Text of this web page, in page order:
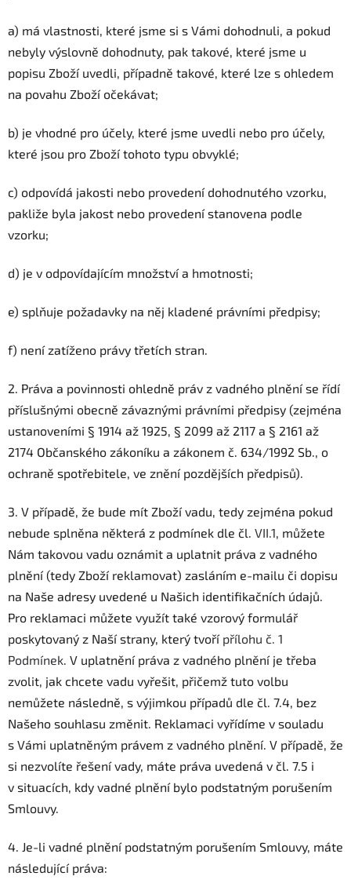
a) má vlastnosti, které jsme si s Vámi dohodnuli, a pokud
nebyly výslovně dohodnuty, pak takové, které jsme u
popisu Zboží uvedli, případně takové, které lze s ohledem
na povahu Zboží očekávat;
b) je vhodné pro účely, které jsme uvedli nebo pro účely,
které jsou pro Zboží tohoto typu obvyklé;
c) odpovídá jakosti nebo provedení dohodnutého vzorku,
pakliže byla jakost nebo provedení stanovena podle
vzorku;
d) je v odpovídajícím množství a hmotnosti;
e) splňuje požadavky na něj kladené právními předpisy;
f) není zatíženo právy třetích stran.
2. Práva a povinnosti ohledně práv z vadného plnění se řídí
příslušnými obecně závaznými právními předpisy (zejména
ustanoveními § 1914 až 1925, § 2099 až 2117 a § 2161 až
2174 Občanského zákoníku a zákonem č. 634/1992 Sb., o
ochraně spotřebitele, ve znění pozdějších předpisů).
3. V případě, že bude mít Zboží vadu, tedy zejména pokud
nebude splněna některá z podmínek dle čl. VII.1 , můžete
Nám takovou vadu oznámit a uplatnit práva z vadného
plnění (tedy Zboží reklamovat) zasláním e-mailu či dopisu
na Naše adresy uvedené u Našich identifikačních údajů.
Pro reklamaci můžete využít také vzorový formulář
poskytovaný z Naší strany, který tvoří přílohu č. 1
Podmínek . V uplatnění práva z vadného plnění je třeba
zvolit, jak chcete vadu vyřešit, přičemž tuto volbu
nemůžete následně, s výjimkou případů dle čl. 7.4, bez
Našeho souhlasu změnit. Reklamaci vyřídíme v souladu
s Vámi uplatněným právem z vadného plnění. V případě, že
si nezvolíte řešení vady, máte práva uvedená v čl. 7.5 i
v situacích, kdy vadné plnění bylo podstatným porušením
Smlouvy.
4. Je-li vadné plnění podstatným porušením Smlouvy, máte
následující práva: